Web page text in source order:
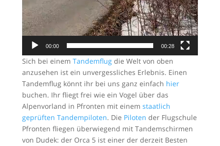
00:00 00:28
Sich bei einem Tandemflugdie Welt von oben
anzusehen ist ein unvergessliches Erlebnis. Einen
Tandemflug könnt ihr bei uns ganz einfach hier
buchen. Ihr fliegt frei wie ein Vogel über das
Alpenvorland in Pfronten mit einem staatlich
geprüften Tandempiloten. Die Piloten der Flugschule
Pfronten fliegen überwiegend mit Tandemschirmen
von Dudek: der Orca 5 ist einer der derzeit Besten